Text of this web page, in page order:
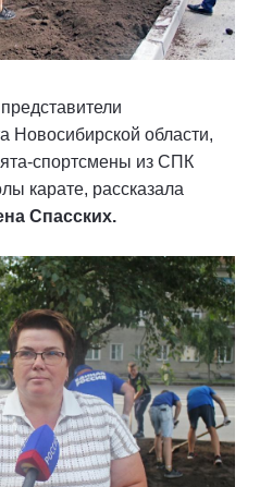
Новосибирской области,
спортсмены из СПК
карате, рассказала
Спасских.